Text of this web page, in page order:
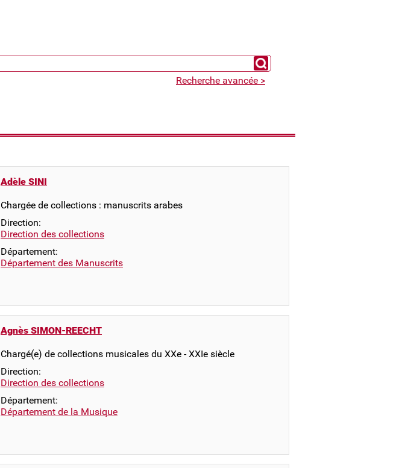
Chercher un expert
Recherche avancée >
Adèle SINI
Chargée de collections : manuscrits arabes
Direction:
Direction des collections
Département:
Département des Manuscrits
Agnès SIMON-REECHT
Chargé(e) de collections musicales du XXe - XXIe siècle
Direction:
Direction des collections
Département:
Département de la Musique